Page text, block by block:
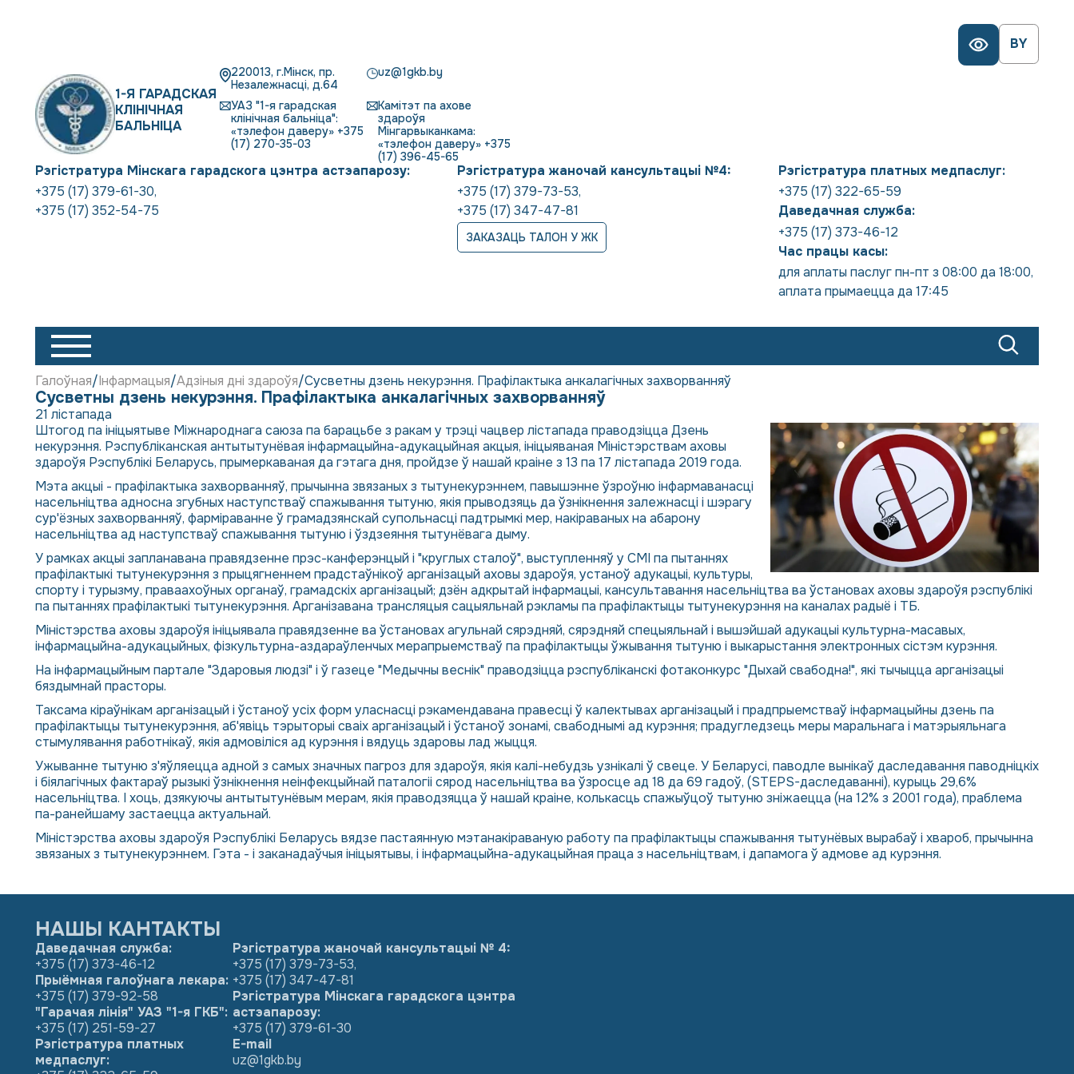
BY
1-Я ГАРАДСКАЯ
КЛІНІЧНАЯ
БАЛЬНІЦА
220013, г.Мінск, пр.
Незалежнасці, д.64
uz@1gkb.by
УАЗ "1-я гарадская
клінічная бальніца":
«тэлефон даверу» +375
(17) 270-35-03
Камітэт па ахове
здароўя
Мінгарвыканкама:
«тэлефон даверу» +375
(17) 396-45-65
Рэгістратура Мінскага гарадскога цэнтра астэапарозу:
+375 (17) 379-61-30,
+375 (17) 352-54-75
Рэгістратура жаночай кансультацыі №4:
+375 (17) 379-73-53,
+375 (17) 347-47-81
ЗАКАЗАЦЬ ТАЛОН У ЖК
Рэгістратура платных медпаслуг:
+375 (17) 322-65-59
Даведачная служба:
+375 (17) 373-46-12
Час працы касы:
для аплаты паслуг пн-пт з 08:00 да 18:00,
аплата прымаецца да 17:45
Галоўная Інфармацыя Адзіныя дні здароўя Сусветны дзень некурэння. Прафілактыка анкалагічных захворванняў
Сусветны дзень некурэння. Прафілактыка анкалагічных захворванняў
21 лістапада
Штогод па ініцыятыве Міжнароднага саюза па барацьбе з ракам у трэці чацвер лістапада праводзіцца Дзень
некурэння. Рэспубліканская антытытунёвая інфармацыйна-адукацыйная акцыя, ініцыяваная Міністэрствам аховы
здароўя Рэспублікі Беларусь, прымеркаваная да гэтага дня, пройдзе ў нашай краіне з 13 па 17 лістапада 2019 года.
Мэта акцыі - прафілактыка захворванняў, прычынна звязаных з тытунекурэннем, павышэнне ўзроўню інфармаванасці
насельніцтва адносна згубных наступстваў спажывання тытуню, якія прыводзяць да ўзнікнення залежнасці і шэрагу
сур'ёзных захворванняў, фарміраванне ў грамадзянскай супольнасці падтрымкі мер, накіраваных на абарону
насельніцтва ад наступстваў спажывання тытуню і ўздзеяння тытунёвага дыму.
У рамках акцыі запланавана правядзенне прэс-канферэнцый і "круглых сталоў", выступленняў у СМІ па пытаннях
прафілактыкі тытунекурэння з прыцягненнем прадстаўнікоў арганізацый аховы здароўя, устаноў адукацыі, культуры,
спорту і турызму, праваахоўных органаў, грамадскіх арганізацый; дзён адкрытай інфармацыі, кансультавання насельніцтва ва ўстановах аховы здароўя рэспублікі
па пытаннях прафілактыкі тытунекурэння. Арганізавана трансляцыя сацыяльнай рэкламы па прафілактыцы тытунекурэння на каналах радыё і ТБ.
Міністэрства аховы здароўя ініцыявала правядзенне ва ўстановах агульнай сярэдняй, сярэдняй спецыяльнай і вышэйшай адукацыі культурна-масавых,
інфармацыйна-адукацыйных, фізкультурна-аздараўленчых мерапрыемстваў па прафілактыцы ўжывання тытуню і выкарыстання электронных сістэм курэння.
На інфармацыйным партале "Здаровыя людзі" і ў газеце "Медычны веснік" праводзіцца рэспубліканскі фотаконкурс "Дыхай свабодна!", які тычыцца арганізацыі
бяздымнай прасторы.
Таксама кіраўнікам арганізацый і ўстаноў усіх форм уласнасці рэкамендавана правесці ў калектывах арганізацый і прадпрыемстваў інфармацыйны дзень па
прафілактыцы тытунекурэння, аб'явіць тэрыторыі сваіх арганізацый і ўстаноў зонамі, свабоднымі ад курэння; прадугледзець меры маральнага і матэрыяльнага
стымулявання работнікаў, якія адмовіліся ад курэння і вядуць здаровы лад жыцця.
Ужыванне тытуню з'яўляецца адной з самых значных пагроз для здароўя, якія калі-небудзь узнікалі ў свеце. У Беларусі, паводле вынікаў даследавання паводніцкіх
і біялагічных фактараў рызыкі ўзнікнення неінфекцыйнай паталогіі сярод насельніцтва ва ўзросце ад 18 да 69 гадоў, (STEPS-даследаванні), курыць 29,6%
насельніцтва. І хоць, дзякуючы антытытунёвым мерам, якія праводзяцца ў нашай краіне, колькасць спажыўцоў тытуню зніжаецца (на 12% з 2001 года), праблема
па-ранейшаму застаецца актуальнай.
Міністэрства аховы здароўя Рэспублікі Беларусь вядзе пастаянную мэтанакіраваную работу па прафілактыцы спажывання тытунёвых вырабаў і хвароб, прычынна
звязаных з тытунекурэннем. Гэта - і заканадаўчыя ініцыятывы, і інфармацыйна-адукацыйная праца з насельніцтвам, і дапамога ў адмове ад курэння.
НАШЫ КАНТАКТЫ
Даведачная служба:
+375 (17) 373-46-12
Прыёмная галоўнага лекара:
+375 (17) 379-92-58
"Гарачая лінія" УАЗ "1-я ГКБ":
+375 (17) 251-59-27
Рэгістратура платных
медпаслуг:
Рэгістратура жаночай кансультацыі № 4:
+375 (17) 379-73-53,
+375 (17) 347-47-81
Рэгістратура Мінскага гарадскога цэнтра
астэапарозу:
+375 (17) 379-61-30
E-mail
uz@1gkb.by